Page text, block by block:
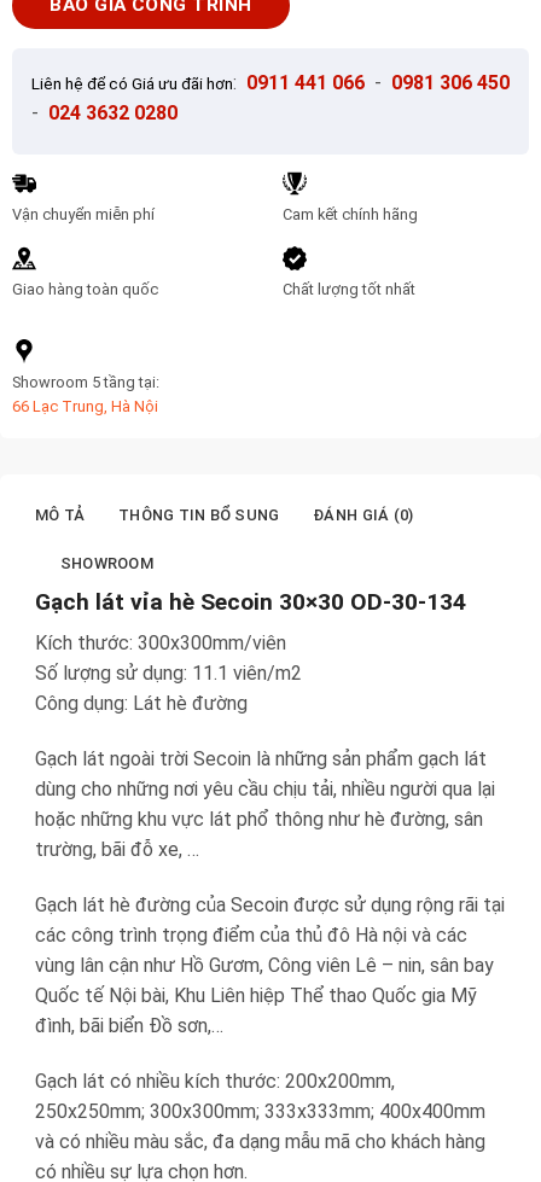
Secoin
lượng
BÁO GIÁ CÔNG TRÌNH
Liên hệ để có Giá ưu đãi hơn: 0911 441 066 - 0981 306 450
- 024 3632 0280
Vận chuyển miễn phí
Giao hàng toàn quốc
Cam kết chính hãng
Chất lượng tốt nhất
Showroom 5 tầng tại:
66 Lạc Trung, Hà Nội
MÔ TẢ THÔNG TIN BỔ SUNG ĐÁNH GIÁ (0)
SHOWROOM
Gạch lát vỉa hè Secoin 30×30 OD-30-134
Kích thước: 300x300mm/viên
Số lượng sử dụng: 11.1 viên/m2
Công dụng: Lát hè đường
Gạch lát ngoài trời Secoin là những sản phẩm gạch lát
dùng cho những nơi yêu cầu chịu tải, nhiều người qua lại
hoặc những khu vực lát phổ thông như hè đường, sân
trường, bãi đỗ xe, …
Gạch lát hè đường của Secoin được sử dụng rộng rãi tại
các công trình trọng điểm của thủ đô Hà nội và các
vùng lân cận như Hồ Gươm, Công viên Lê – nin, sân bay
Quốc tế Nội bài, Khu Liên hiệp Thể thao Quốc gia Mỹ
đình, bãi biển Đồ sơn,…
Gạch lát có nhiều kích thước: 200x200mm,
250x250mm; 300x300mm; 333x333mm; 400x400mm
và có nhiều màu sắc, đa dạng mẫu mã cho khách hàng
có nhiều sự lựa chọn hơn.